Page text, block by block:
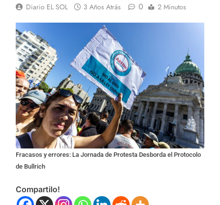
Diario EL SOL 3 Años Atrás 0 2 Minutos
Fracasos y errores: La Jornada de Protesta Desborda el Protocolo
de Bullrich
Compartilo!